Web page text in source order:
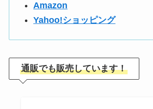
Amazon
Yahoo!ショッピング
通販でも販売しています！